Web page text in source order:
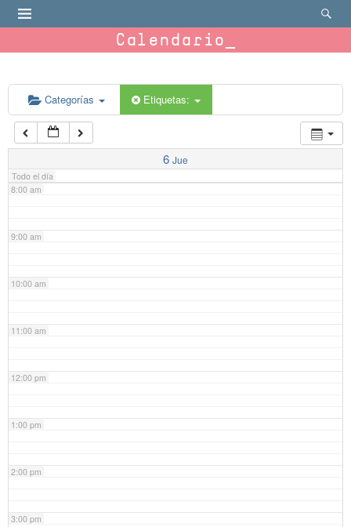
Calendario
Categorías Etiquetas:
6 Jue
Todo el día
6:00 am
7:00 am
8:00 am
9:00 am
10:00 am
11:00 am
12:00 pm
1:00 pm
2:00 pm
3:00 pm